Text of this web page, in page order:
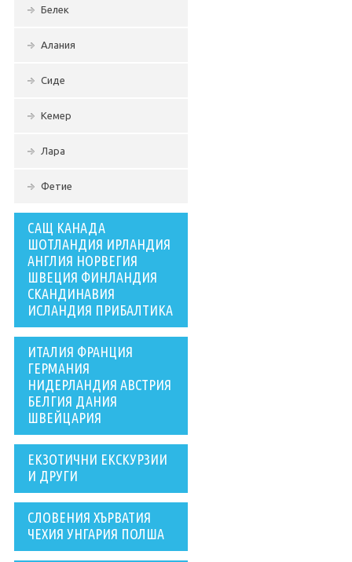
Белек
Алания
Сиде
Кемер
Лара
Фетие
САЩ КАНАДА
ШОТЛАНДИЯ ИРЛАНДИЯ
АНГЛИЯ НОРВЕГИЯ
ШВЕЦИЯ ФИНЛАНДИЯ
СКАНДИНАВИЯ
ИСЛАНДИЯ ПРИБАЛТИКА
ИТАЛИЯ ФРАНЦИЯ
ГЕРМАНИЯ
НИДЕРЛАНДИЯ АВСТРИЯ
БЕЛГИЯ ДАНИЯ
ШВЕЙЦАРИЯ
ЕКЗОТИЧНИ ЕКСКУРЗИИ
И ДРУГИ
СЛОВЕНИЯ ХЪРВАТИЯ
ЧЕХИЯ УНГАРИЯ ПОЛША